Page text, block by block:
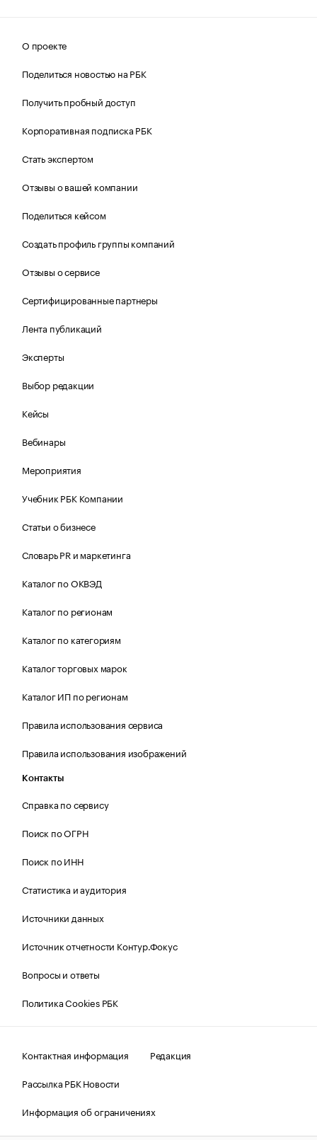
О проекте
Поделиться новостью на РБК
Получить пробный доступ
Корпоративная подписка РБК
Стать экспертом
Отзывы о вашей компании
Поделиться кейсом
Создать профиль группы компаний
Отзывы о сервисе
Сертифицированные партнеры
Лента публикаций
Эксперты
Выбор редакции
Кейсы
Вебинары
Мероприятия
Учебник РБК Компании
Статьи о бизнесе
Словарь PR и маркетинга
Каталог по ОКВЭД
Каталог по регионам
Каталог по категориям
Каталог торговых марок
Каталог ИП по регионам
Правила использования сервиса
Правила использования изображений
Контакты
Справка по сервису
Поиск по ОГРН
Поиск по ИНН
Статистика и аудитория
Источники данных
Источник отчетности Контур.Фокус
Вопросы и ответы
Политика Cookies РБК
Контактная информация
Редакция
Рассылка РБК Новости
Информация об ограничениях